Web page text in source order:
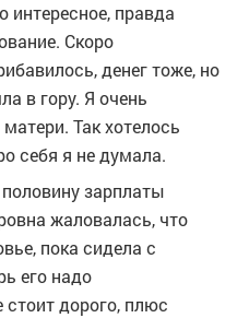
интересное, правда
Скоро
денег тоже, но
в гору. Я очень
Так хотелось
себя я не думала.
зарплаты
жаловалась, что
пока сидела с
его надо
стоит дорого, плюс